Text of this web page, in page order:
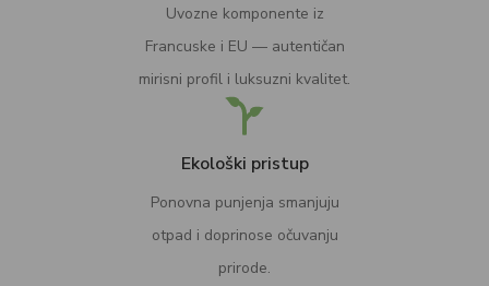
Uvozne komponente iz
Francuske i EU — autentičan
mirisni profil i luksuzni kvalitet.
Ekološki pristup
Ponovna punjenja smanjuju
otpad i doprinose očuvanju
prirode.